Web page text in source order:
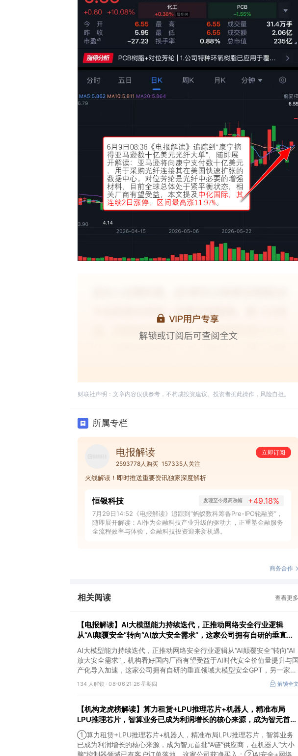
财联社声明：文章内容仅供参考，不构成投资建议。投资者据此操作，风险自担。
所属专栏
电报解读
立即订阅
2593778人购买 157335人关注
火线解读！即时推送重要资讯独家深度解析
恒银科技 发现至今最高涨幅 +49.18%
7月29日14:52《电报解读》追踪到“蚂蚁数科筹备Pre-IPO轮融资”，
随即展开解读：AI作为金融科技产业升级的驱动力，正重塑金融服务
全流程效率与体验，金融科技投资迎来新机遇。
商务合作
相关阅读 查看更多
【电报解读】AI大模型能力持续迭代，正推动网络安全行业逻辑
从“AI颠覆安全”转向“AI放大安全需求”，这家公司拥有自研的垂直领
域大模型安全GPT
AI大模型能力持续迭代，正推动网络安全行业逻辑从“AI颠覆安全”转向“AI
放大安全需求”，机构看好国内厂商有望受益于AI时代安全价值量提升与
产化导入加速，这家公司拥有自研的垂直领域大模型安全GPT，另一家在
数据安全及网络安全上有完整的软硬件解决方案。
134 人解锁 ·08-06 21:26 星期四 解锁全
【机构龙虎榜解读】算力租赁+LPU推理芯片+机器人，精准布局
LPU推理芯片，智算业务已成为利润增长的核心来源，成为智元首
批“A链”供应商，在机器人“大小脑”控制器领域已有客户订单落地，
这家公司获净买入
①算力租赁+LPU推理芯片+机器人，精准布局LPU推理芯片，智算业务
已成为利润增长的核心来源，成为智元首批“A链”供应商，在机器人“大小